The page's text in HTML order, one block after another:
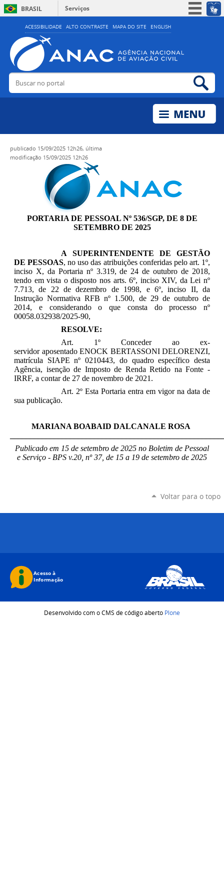
ACESSIBILIDADE ALTO CONTRASTE MAPA DO SITE ENGLISH
BRASIL
Serviços
Simplifique!
Acesso à informação
Legislação
Buscar no portal
publicado 15/09/2025 12h26, última
modificação 15/09/2025 12h26
PORTARIA DE PESSOAL Nº 536/SGP, DE 8 DE
SETEMBRO DE 2025
ASUPERINTENDENTE DE GESTÃO
DE PESSOAS, no uso das atribuições conferidas pelo art. 1º,
inciso X, da Portaria nº 3.319, de 24 de outubro de 2018,
tendo em vista o disposto nos arts. 6º, inciso XIV, da Lei nº
7.713, de 22 de dezembro de 1998, e 6º, inciso II, da
Instrução Normativa RFB nº 1.500, de 29 de outubro de
2014, e considerando o que consta do processo nº
00058.032938/2025-90,
RESOLVE:
Art. 1º Conceder ao ex-
servidor aposentado ENOCK BERTASSONI DELORENZI,
matrícula SIAPE nº 0210443, do quadro específico desta
Agência, isenção de Imposto de Renda Retido na Fonte -
IRRF, a contar de 27 de novembro de 2021.
Art. 2º Esta Portaria entra em vigor na data de
sua publicação.
MARIANA BOABAID DALCANALE ROSA
Publicado em 15 de setembro de 2025 no Boletim de Pessoal
e Serviço - BPS v.20, nº 37, de 15 a 19 de setembro de 2025
Voltar para o topo
Desenvolvido com o CMS de código aberto Plone